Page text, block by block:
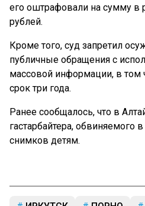
его оштрафовали на сумму в
рублей.
Кроме того, суд запретил
публичные обращения с
массовой информации, в том
срок три года.
Ранее сообщалось, что в
гастарбайтера, обвиняемого
снимков детям.